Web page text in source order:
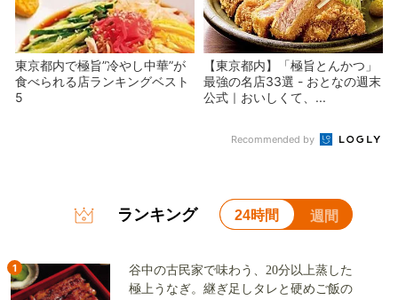
東京都内で極旨”冷やし中華”が
食べられる店ランキングベスト
5
【東京都内】「極旨とんかつ」
最強の名店33選 - おとなの週末
公式｜おいしくて、...
Recommended by
ランキング 24時間 週間
1
谷中の古民家で味わう、20分以上蒸した
極上うなぎ。継ぎ足しタレと硬めご飯の